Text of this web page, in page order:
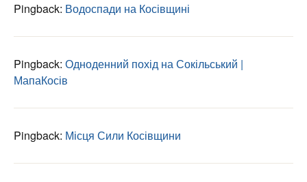
Pingback: Водоспади на Косівщині
Pingback: Одноденний похід на Сокільський |
МапаКосів
Pingback: Місця Сили Косівщини